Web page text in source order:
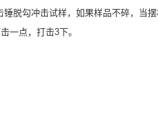
锤脱勾冲击试样，如果样品不碎，当
一点，打击3下。